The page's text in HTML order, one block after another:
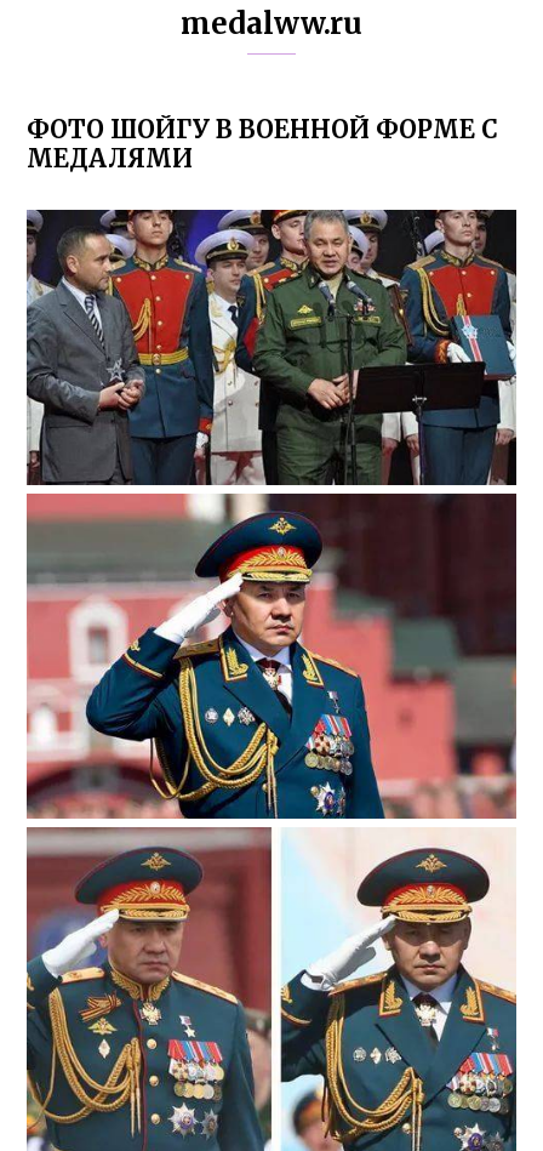
medalww.ru
ФОТО ШОЙГУ В ВОЕННОЙ ФОРМЕ С
МЕДАЛЯМИ